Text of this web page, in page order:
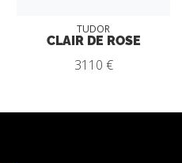
TUDOR
CLAIR DE ROSE
3110 €